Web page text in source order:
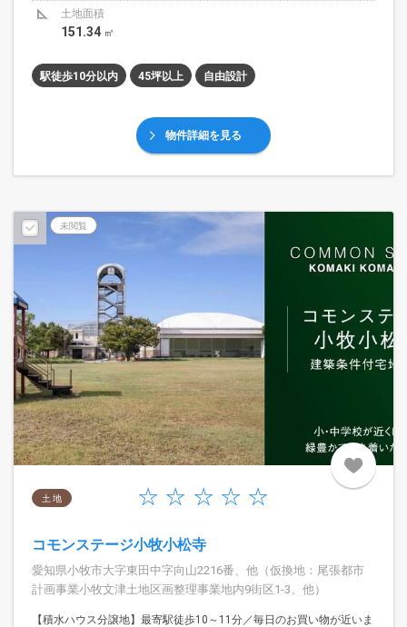
土地面積
151.34 ㎡
駅徒歩10分以内 45坪以上 自由設計
物件詳細を見る
未閲覧
土 地
コモンステージ小牧小松寺
愛知県小牧市大字東田中字向山2216番、他（仮換地：尾張都市
計画事業小牧文津土地区画整理事業地内9街区1-3、他）
【積水ハウス分譲地】最寄駅徒歩10～11分／毎日のお買い物が近いま